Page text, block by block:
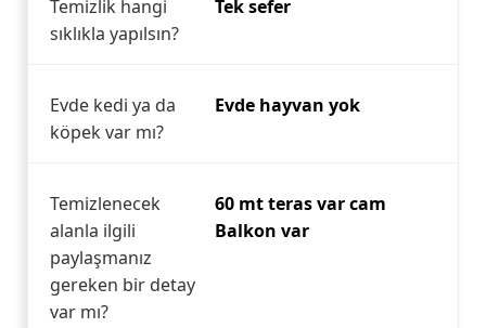
Temizlik hangi
sıklıkla yapılsın?
Tek sefer
Evde kedi ya da
köpek var mı?
Evde hayvan yok
Temizlenecek
alanla ilgili
paylaşmanız
gereken bir detay
var mı?
60 mt teras var cam
Balkon var